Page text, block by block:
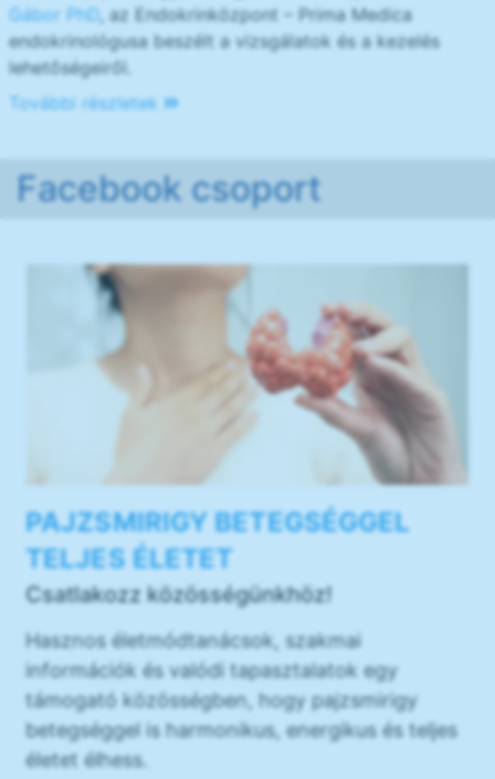
Gábor PhD, az Endokrinközpont – Prima Medica
endokrinológusa beszélt a vizsgálatok és a kezelés
lehetőségeiről.
További részletek
Facebook csoport
PAJZSMIRIGY BETEGSÉGGEL
TELJES ÉLETET
Csatlakozz közösségünkhöz!
Hasznos életmódtanácsok, szakmai
információk és valódi tapasztalatok egy
támogató közösségben, hogy pajzsmirigy
betegséggel is harmonikus, energikus és teljes
életet élhess.